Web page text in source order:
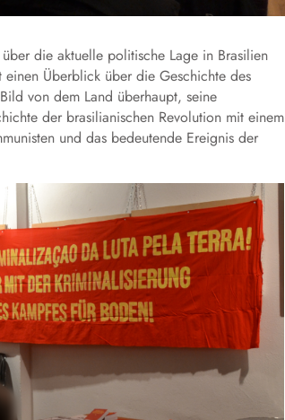
die aktuelle politische Lage in Brasilien
Überblick über die Geschichte des
von dem Land überhaupt, seine
der brasilianischen Revolution mit einem
und das bedeutende Ereignis der